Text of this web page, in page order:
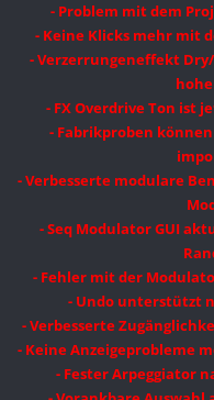
- Problem mit dem
- Keine Klicks mehr mit
- Verzerrungeneffekt
- FX Overdrive Ton ist
- Fabrikproben
- Verbesserte modulare
- Seq Modulator GUI
- Fehler mit der
- Undo unterstützt
- Verbesserte
- Keine Anzeigeprobleme
- Fester Arpeggiator